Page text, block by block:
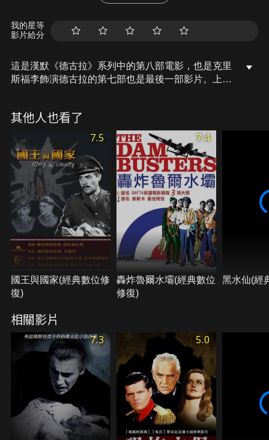
我的星等
影片給分
這是漢默《德古拉》系列中的第八部電影，也是克里
斯福李飾演德古拉的第七部也是最後一部影片。上一
在郊區豪宅中進行撒旦儀式的信息後，特勤局將再次
其他人也看了
7.5
國王與國家(經典數位修
復)
7.4
轟炸魯爾水壩(經典數位
修復)
黑水仙(經
相關影片
7.3 5.0